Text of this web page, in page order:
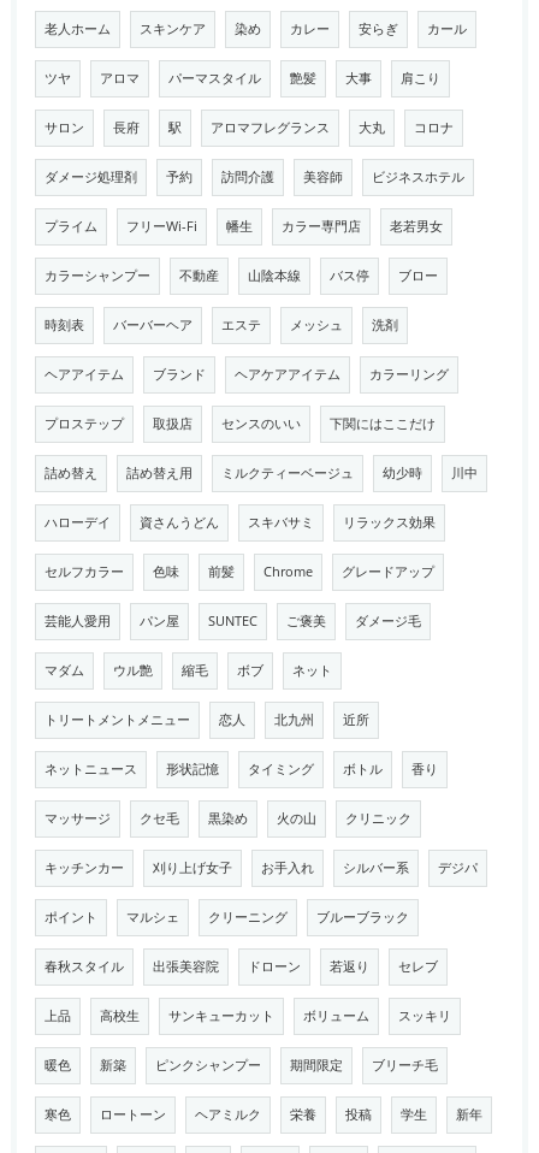
老人ホーム スキンケア 染め カレー 安らぎ カール
ツヤ アロマ パーマスタイル 艶髪 大事 肩こり
サロン 長府 駅 アロマフレグランス 大丸 コロナ
ダメージ処理剤 予約 訪問介護 美容師 ビジネスホテル
プライム フリーWi-Fi 幡生 カラー専門店 老若男女
カラーシャンプー 不動産 山陰本線 バス停 ブロー
時刻表 バーバーヘア エステ メッシュ 洗剤
ヘアアイテム ブランド ヘアケアアイテム カラーリング
プロステップ 取扱店 センスのいい 下関にはここだけ
詰め替え 詰め替え用 ミルクティーベージュ 幼少時 川中
ハローデイ 資さんうどん スキバサミ リラックス効果
セルフカラー 色味 前髪 Chrome グレードアップ
芸能人愛用 パン屋 SUNTEC ご褒美 ダメージ毛
マダム ウル艶 縮毛 ボブ ネット
トリートメントメニュー 恋人 北九州 近所
ネットニュース 形状記憶 タイミング ボトル 香り
マッサージ クセ毛 黒染め 火の山 クリニック
キッチンカー 刈り上げ女子 お手入れ シルバー系 デジパ
ポイント マルシェ クリーニング ブルーブラック
春秋スタイル 出張美容院 ドローン 若返り セレブ
上品 高校生 サンキューカット ボリューム スッキリ
暖色 新築 ピンクシャンプー 期間限定 ブリーチ毛
寒色 ロートーン ヘアミルク 栄養 投稿 学生 新年